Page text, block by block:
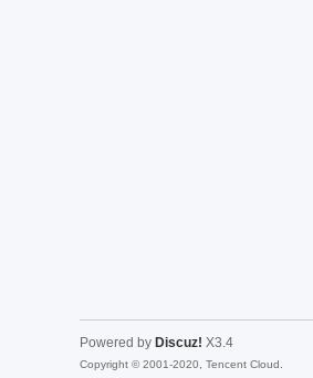
Powered by Discuz! X3.4
Copyright © 2001-2020, Tencent Cloud.